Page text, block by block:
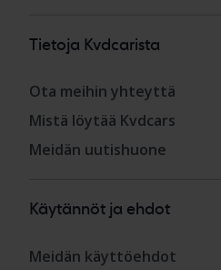
Tietoja Kvdcarista
Ota meihin yhteyttä
Mistä löytää Kvdcars
Meidän uutishuone
Käytännöt ja ehdot
Meidän käyttöehdot